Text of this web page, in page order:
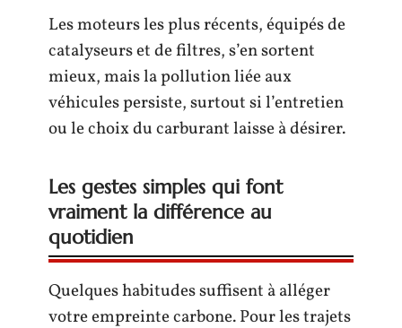
Les moteurs les plus récents, équipés de
catalyseurs et de filtres, s’en sortent
mieux, mais la pollution liée aux
véhicules persiste, surtout si l’entretien
ou le choix du carburant laisse à désirer.
Les gestes simples qui font
vraiment la différence au
quotidien
Quelques habitudes suffisent à alléger
votre empreinte carbone. Pour les trajets